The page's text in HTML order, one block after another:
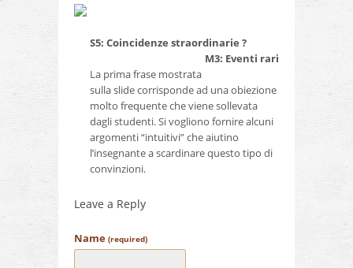
S5: Coincidenze straordinarie ?
M3: Eventi rari
La prima frase mostrata
sulla slide corrisponde ad una obiezione
molto frequente che viene sollevata
dagli studenti. Si vogliono fornire alcuni
argomenti “intuitivi” che aiutino
l’insegnante a scardinare questo tipo di
convinzioni.
Leave a Reply
Name (required)